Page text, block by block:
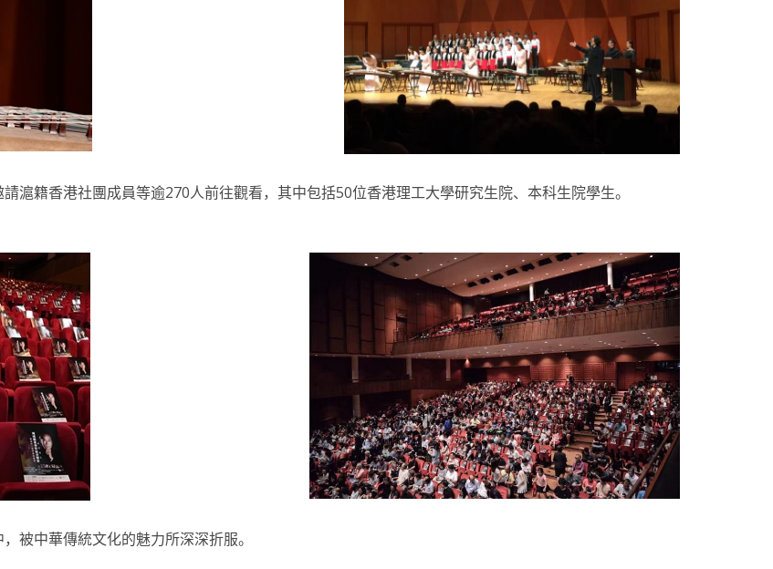
滬籍香港社團成員等逾270人前往觀看，其中包括50位香港理工大學研究生院、本科生院學生。
被中華傳統文化的魅力所深深折服。